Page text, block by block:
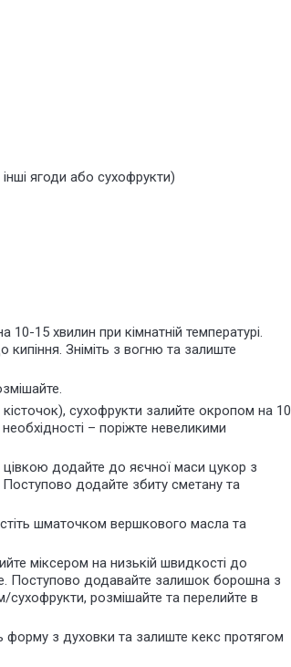
ягоди або сухофрукти)
15 хвилин при кімнатній температурі.
Зніміть з вогню та залиште
сухофрукти залийте окропом на 10
– поріжте невеликими
додайте до яєчної маси цукор з
додайте збиту сметану та
шматочком вершкового масла та
міксером на низькій швидкості до
Поступово додавайте залишок борошна з
розмішайте та перелийте в
форму з духовки та залиште кекс протягом